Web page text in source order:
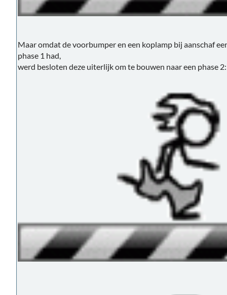
Maar omdat de voorbumper en een koplamp bij aanschaf
phase 1 had,
werd besloten deze uiterlijk om te bouwen naar een phase 2: